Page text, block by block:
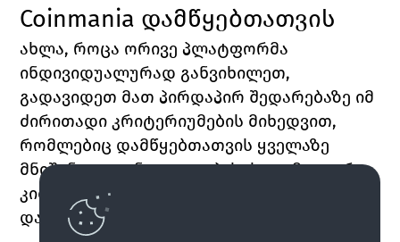
Coinmania დამწყებთათვის
ახლა, როცა ორივე პლატფორმა
ინდივიდუალურად განვიხილეთ,
გადავიდეთ მათ პირდაპირ შედარებაზე იმ
რომლებიც დამწყებთათვის ყველაზე
მნიშვნელოვანია და ვუპასუხოთ მთავარ
კითხვას: რომელი ბირჟა არის
დამწყებთათვის?